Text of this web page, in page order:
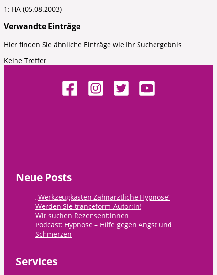
1: HA (05.08.2003)
Verwandte Einträge
Hier finden Sie ähnliche Einträge wie Ihr Suchergebnis
Keine Treffer
Neue Posts
„Werkzeugkasten Zahnärztliche Hypnose“
Werden Sie tranceform-Autor:in!
Wir suchen Rezensent:innen
Podcast: Hypnose – Hilfe gegen Angst und
Schmerzen
Services